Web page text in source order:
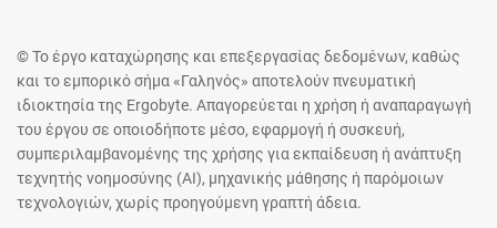
© Το έργο καταχώρησης και επεξεργασίας δεδομένων, καθώς
και το εμπορικό σήμα «Γαληνός» αποτελούν πνευματική
ιδιοκτησία της Ergobyte. Απαγορεύεται η χρήση ή αναπαραγωγή
του έργου σε οποιοδήποτε μέσο, εφαρμογή ή συσκευή,
συμπεριλαμβανομένης της χρήσης για εκπαίδευση ή ανάπτυξη
τεχνητής νοημοσύνης (AI), μηχανικής μάθησης ή παρόμοιων
τεχνολογιών, χωρίς προηγούμενη γραπτή άδεια.